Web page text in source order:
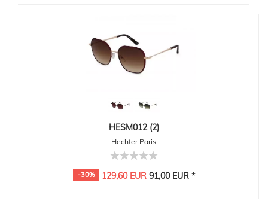
HESM012 (2)
Hechter Paris
-30% 129,60 EUR91,00 EUR *